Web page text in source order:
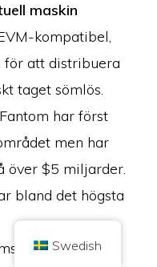
maskin
kompatibel,
för att distribuera
taget sömlös.
Fantom har först
men har
över $5 miljarder.
bland det högsta
ekosystem har
handlar under namnet Coin
Street, London,
och är inte investeringsråd.
resultat. Att investera i
med risker.
Conduct Authority och
Compensation Scheme
jurisdiktion. Investeringar i
kan öka i värde eller
kan vara tillämplig på
kryptovalutor.
KONTAKTA OSS
Swedish